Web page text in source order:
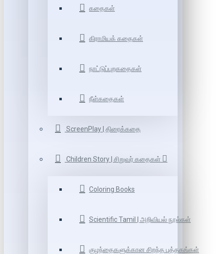
கதைகள்
கிராமியக் கதைகள்
நாட்டுப்புறகதைகள்
நீள்கதைகள்
ScreenPlay | திரைக்கதை
Children Story | சிறுவர் கதைகள்
Coloring Books
Scientific Tamil | அறிவியல் நூல்கள்
குழந்தைகளுக்கான சிறந்த புத்தகங்கள்